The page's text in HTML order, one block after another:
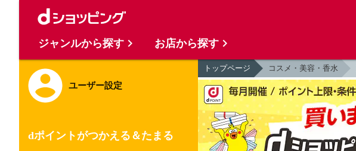
ユーザー設定
dポイントがつかえる＆たまる
トップページ コスメ・美容・香水
ジャンルから探す お店から探す